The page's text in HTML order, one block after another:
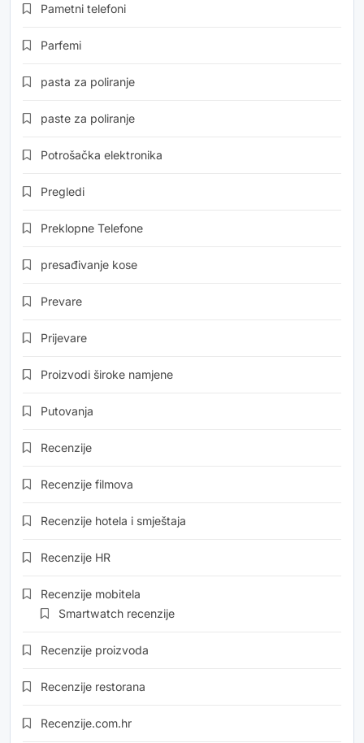
Pametni telefoni
Parfemi
pasta za poliranje
paste za poliranje
Potrošačka elektronika
Pregledi
Preklopne Telefone
presađivanje kose
Prevare
Prijevare
Proizvodi široke namjene
Putovanja
Recenzije
Recenzije filmova
Recenzije hotela i smještaja
Recenzije HR
Recenzije mobitela
Smartwatch recenzije
Recenzije proizvoda
Recenzije restorana
Recenzije.com.hr